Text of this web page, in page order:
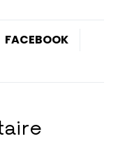
FACEBOOK